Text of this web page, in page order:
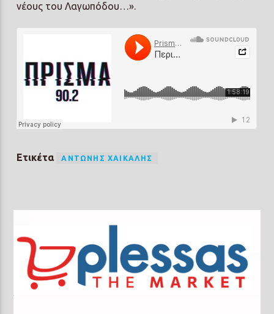
νέους του Λαγωπόδου…».
Ετικέτα ΑΝΤΏΝΗΣ ΧΑΙΚΆΛΗΣ